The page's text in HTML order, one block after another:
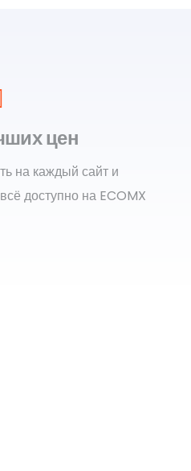
цен
на каждый сайт и
доступно на ECOMX